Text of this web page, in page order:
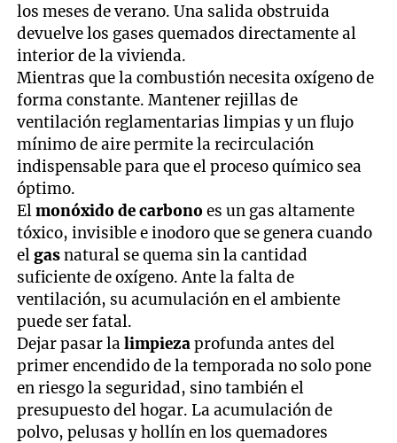
los meses de verano. Una salida obstruida
devuelve los gases quemados directamente al
interior de la vivienda.
Mientras que la combustión necesita oxígeno de
forma constante. Mantener rejillas de
ventilación reglamentarias limpias y un flujo
mínimo de aire permite la recirculación
indispensable para que el proceso químico sea
óptimo.
Elmonóxido de carbonoes un gas altamente
tóxico, invisible e inodoro que se genera cuando
elgasnatural se quema sin la cantidad
suficiente de oxígeno. Ante la falta de
ventilación, su acumulación en el ambiente
puede ser fatal.
Dejar pasar lalimpiezaprofunda antes del
primer encendido de la temporada no solo pone
en riesgo la seguridad, sino también el
presupuesto del hogar. La acumulación de
polvo, pelusas y hollín en los quemadores